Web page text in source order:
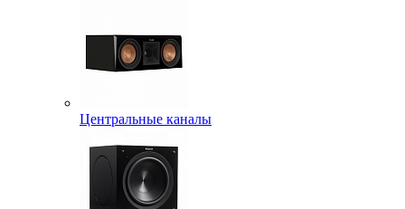
Центральные каналы